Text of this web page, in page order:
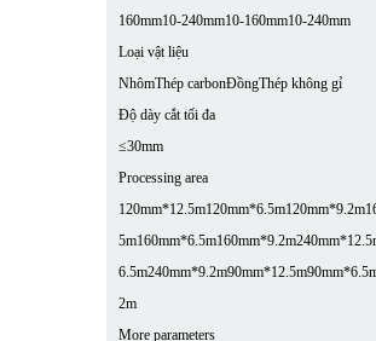
160mm10-240mm10-160mm10-240mm
Loại vật liệu
NhômThép carbonĐồngThép không gỉ
Độ dày cắt tối đa
≤30mm
Processing area
120mm*12.5m120mm*6.5m120mm*9.2m
5m160mm*6.5m160mm*9.2m
6.5m240mm*9.2m90mm*12.5m
2m
More parameters